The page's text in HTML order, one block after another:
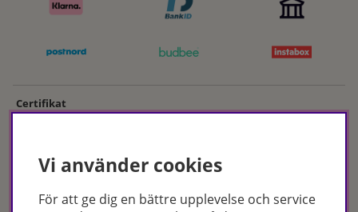
Certifikat
Vi använder cookies
För att ge dig en bättre upplevelse och service